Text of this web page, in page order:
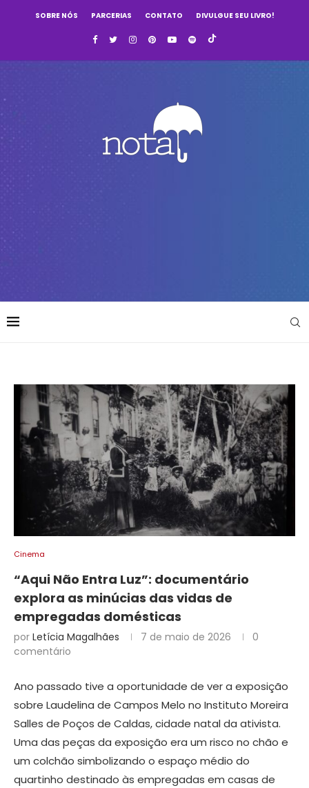
SOBRE NÓS PARCERIAS CONTATO DIVULGUE SEU LIVRO!
Cinema
“Aqui Não Entra Luz”: documentário
explora as minúcias das vidas de
empregadas domésticas
por Letícia Magalhães 7 de maio de 2026
0
comentário
Ano passado tive a oportunidade de ver a exposição
sobre Laudelina de Campos Melo no Instituto Moreira
Salles de Poços de Caldas, cidade natal da ativista.
Uma das peças da exposição era um risco no chão e
um colchão simbolizando o espaço médio do
quartinho destinado às empregadas em casas de